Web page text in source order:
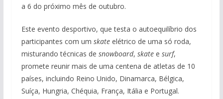
a 6 do próximo mês de outubro.
Este evento desportivo, que testa o autoequilíbrio dos
participantes com um skateelétrico de uma só roda,
misturando técnicas de snowboard, skatee surf,
promete reunir mais de uma centena de atletas de 10
países, incluindo Reino Unido, Dinamarca, Bélgica,
Suíça, Hungria, Chéquia, França, Itália e Portugal.